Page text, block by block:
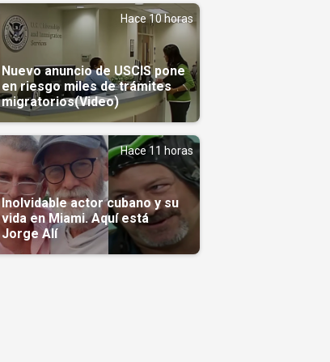
Hace 10 horas
Nuevo anuncio de USCIS pone
en riesgo miles de trámites
migratorios(Video)
Hace 11 horas
Inolvidable actor cubano y su
vida en Miami. Aquí está
Jorge Alí